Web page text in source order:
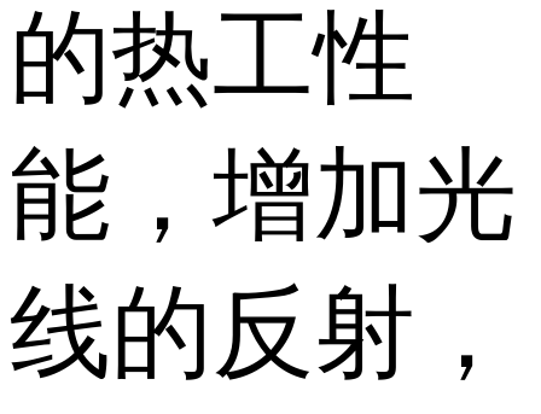
的热工性
能，增加光
线的反射，